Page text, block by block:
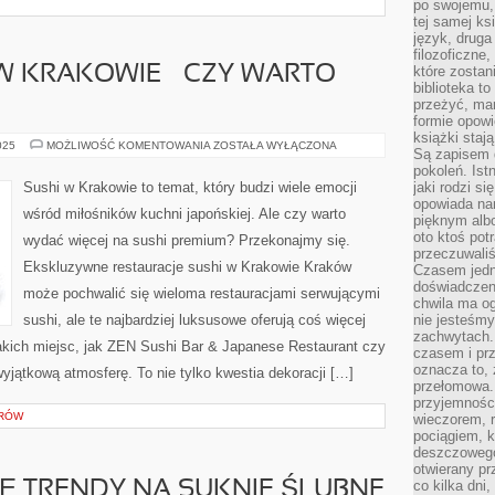
KRAKOWIE – CZY WARTO
MOŻLIWOŚĆ KOMENTOWANIA SUSHI
KRAKOWIE
–
WARTO
WIĘCEJ?
ZOSTAŁA WYŁĄCZONA
Sushi w Krakowie to temat, który budzi wiele emocji
wśród miłośników kuchni japońskiej. Ale czy warto
wydać więcej na sushi premium? Przekonajmy się.
Ekskluzywne restauracje sushi w Krakowie Kraków
może pochwalić się wieloma restauracjami serwującymi
sushi, ale te najbardziej luksusowe oferują coś więcej
miejsc, jak ZEN Sushi Bar & Japanese Restaurant czy
atmosferę. To nie tylko kwestia dekoracji […]
po
tej samej
język,
filozoficzne,
które
biblioteka
przeżyć,
formie
książki
Są zapisem
pokoleń.
jaki rodzi
opowiada
pięknym
oto ktoś
Czasem
chwila ma
nie
czasem i
oznacza to,
wieczorem,
pociągiem,
otwierany
co kilka dni,